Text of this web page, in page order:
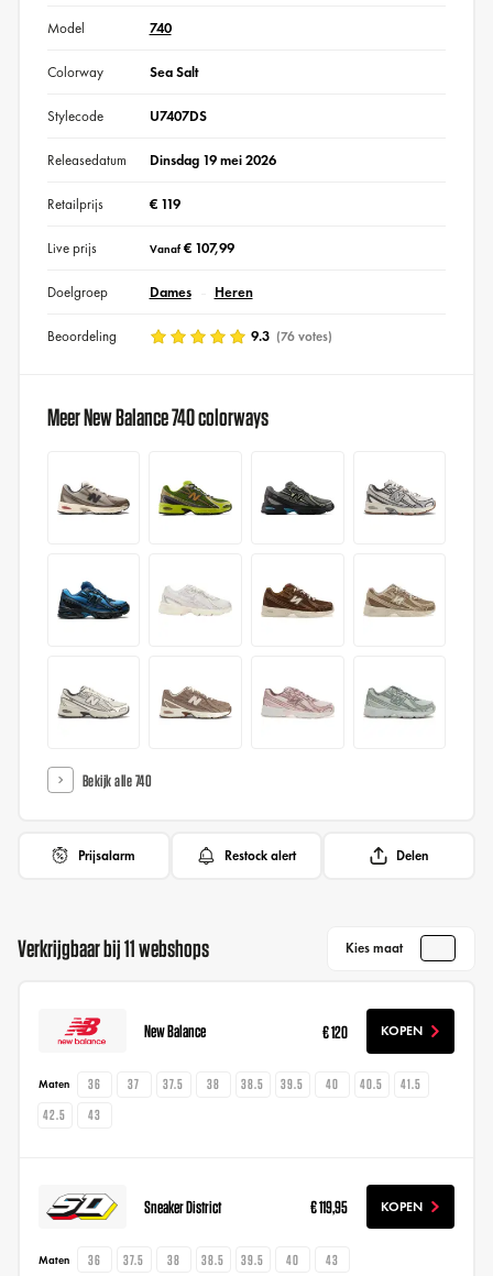
Model 740
Colorway Sea Salt
Stylecode U7407DS
Releasedatum Dinsdag 19 mei 2026
Retailprijs € 119
Live prijs Vanaf€ 107,99
Doelgroep Dames Heren
Beoordeling 9.3 (76 votes)
Meer New Balance 740 colorways
Bekijk alle 740
Prijsalarm Restock alert Delen
Verkrijgbaar bij 11 webshops Kies maat
New Balance € 120 KOPEN
Maten 36 37 37.5 38 38.5 39.5 40 40.5
41.5
42.5
43
Sneaker District € 119,95 KOPEN
Maten 36 37.5 38 38.5 39.5 40 43